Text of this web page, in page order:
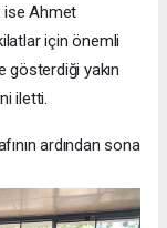
ise Ahmet
için önemli
gösterdiği yakın
iletti.
ardından sona